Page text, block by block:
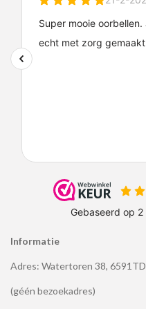
Informatie
Adres: Watertoren 38,
(géén bezoekadres)